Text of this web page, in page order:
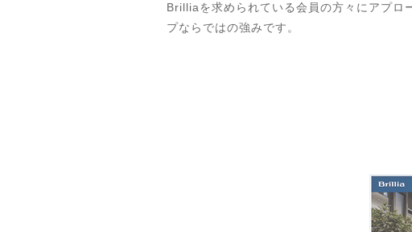
Brilliaを求められている会員の方々にアプロ
プならではの強みです。